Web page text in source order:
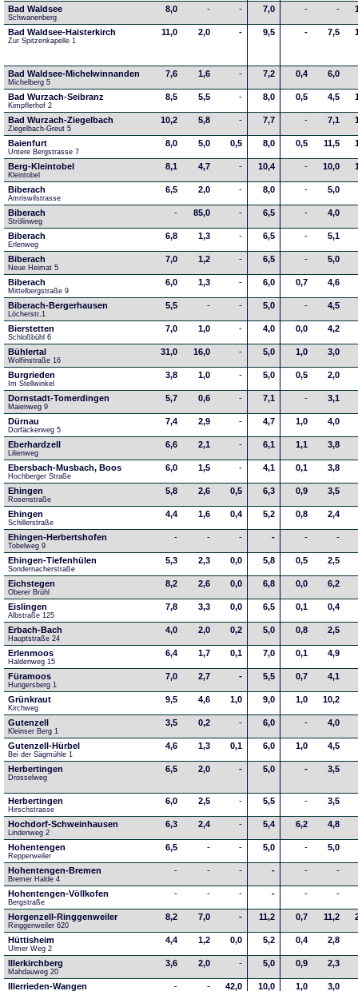
Bad Waldsee
Schwanenberg
8,0 - - 7,0 - -
Bad Waldsee-Haisterkirch
Zur Spitzenkapelle 1
11,0 2,0 - 9,5 - 7,5
Bad Waldsee-Michelwinnanden
Michelberg 5
7,6 1,6 - 7,2 0,4 6,0
Bad Wurzach-Seibranz
Kimpflerhof 2
8,5 5,5 - 8,0 0,5 4,5
Bad Wurzach-Ziegelbach
Ziegelbach-Greut 5
10,2 5,8 - 7,7 - 7,1
Baienfurt
Untere Bergstrasse 7
8,0 5,0 0,5 8,0 0,5 11,5
Berg-Kleintobel
Kleintobel
8,1 4,7 - 10,4 - 10,0
Biberach
Amriswilstrasse
6,5 2,0 - 8,0 - 5,0
Biberach
Strölinweg
- 85,0 - 6,5 - 4,0
Biberach
Erlenweg
6,8 1,3 - 6,5 - 5,1
Biberach
Neue Heimat 5
7,0 1,2 - 6,5 - 5,0
Biberach
Mittelbergstraße 9
6,0 1,3 - 6,0 0,7 4,6
Biberach-Bergerhausen
Löcherstr.1
5,5 - - 5,0 - 4,5
Bierstetten
Schloßbühl 6
7,0 1,0 - 4,0 0,0 4,2
Bühlertal
Wolfinstraße 16
31,0 16,0 - 5,0 1,0 3,0
Burgrieden
Im Stellwinkel
3,8 1,0 - 5,0 0,5 2,0
Dornstadt-Tomerdingen
Maienweg 9
5,7 0,6 - 7,1 - 3,1
Dürnau
Dorfäckerweg 5
7,4 2,9 - 4,7 1,0 4,0
Eberhardzell
Lilienweg
6,6 2,1 - 6,1 1,1 3,8
Ebersbach-Musbach, Boos
Hochberger Straße
6,0 1,5 - 4,1 0,1 3,8
Ehingen
Rosenstraße
5,8 2,6 0,5 6,3 0,9 3,5
Ehingen
Schillerstraße
4,4 1,6 0,4 5,2 0,8 2,4
Ehingen-Herbertshofen
Tobelweg 9
- - - - - -
Ehingen-Tiefenhülen
Sondernacherstraße
5,3 2,3 0,0 5,8 0,5 2,5
Eichstegen
Oberer Brühl
8,2 2,6 0,0 6,8 0,0 6,2
Eislingen
Albstraße 125
7,8 3,3 0,0 6,5 0,1 0,4
Erbach-Bach
Hauptstraße 24
4,0 2,0 0,2 5,0 0,8 2,5
Erlenmoos
Haldenweg 15
6,4 1,7 0,1 7,0 0,1 4,9
Füramoos
Hungersberg 1
7,0 2,7 - 5,5 0,7 4,1
Grünkraut
Kirchweg
9,5 4,6 1,0 9,0 1,0 10,2
Gutenzell
Kleinser Berg 1
3,5 0,2 - 6,0 - 4,0
Gutenzell-Hürbel
Bei der Sägmühle 1
4,6 1,3 0,1 6,0 1,0 4,5
Herbertingen
Drosselweg
6,5 2,0 - 5,0 - 3,5
Herbertingen
Hirschstrasse
6,0 2,5 - 5,5 - 3,5
Hochdorf-Schweinhausen
Lindenweg 2
6,3 2,4 - 5,4 6,2 4,8
Hohentengen
Repperweiler
6,5 - - 5,0 - 5,0
Hohentengen-Bremen
Bremer Halde 4
- - - - - -
Hohentengen-Völlkofen
Bergstraße
- - - - - -
Horgenzell-Ringgenweiler
Ringgenweiler 620
8,2 7,0 - 11,2 0,7 11,2
Hüttisheim
Ulmer Weg 2
4,4 1,2 0,0 5,2 0,4 2,8
Illerkirchberg
Mahdauweg 20
3,6 2,0 - 5,0 0,9 2,3
Illerrieden-Wangen - - 42,0 10,0 1,0 3,0